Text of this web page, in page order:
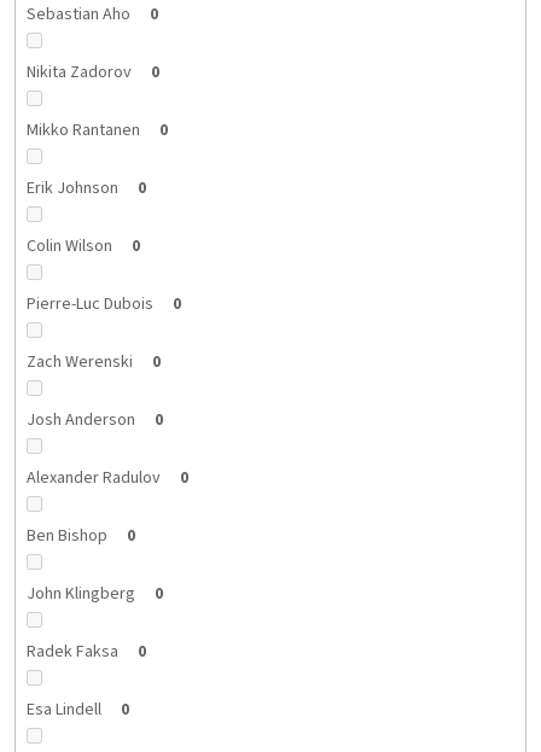
Sebastian Aho 0
Nikita Zadorov 0
Mikko Rantanen 0
Erik Johnson 0
Colin Wilson 0
Pierre-Luc Dubois 0
Zach Werenski 0
Josh Anderson 0
Alexander Radulov 0
Ben Bishop 0
John Klingberg 0
Radek Faksa 0
Esa Lindell 0